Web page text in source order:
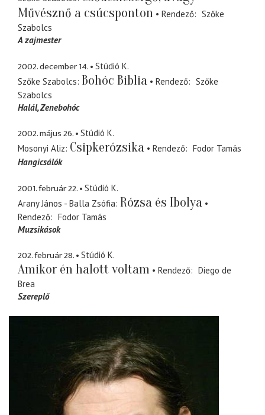
Művésznő a csúcsponton
Rendező
Szőke
Szabolcs
A zajmester
2002. december 14.
Stúdió K.
Szőke Szabolcs Bohóc Biblia Rendező
Szőke
Szabolcs
Halál, Zenebohóc
2002. május 26.
Stúdió K.
Mosonyi Aliz Csipkerózsika Rendező
Fodor Tamás
Hangicsálók
2001. február 22.
Stúdió K.
Arany János - Balla Zsófia Rózsa és Ibolya
Rendező
Fodor Tamás
Muzsikások
202. február 28. Stúdió K.
Amikor én halott voltam Rendező
Diego de
Brea
Szereplő